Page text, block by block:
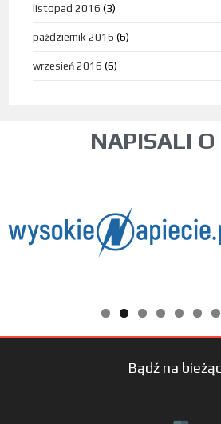
listopad 2016 (3)
październik 2016 (6)
wrzesień 2016 (6)
NAPISALI
Bądź na